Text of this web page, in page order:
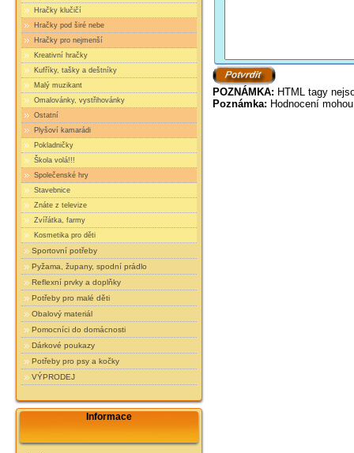
Hračky klučičí
Hračky pod širé nebe
Hračky pro nejmenší
Kreativní hračky
Kufříky, tašky a deštníky
Malý muzikant
Omalovánky, vystřihovánky
Ostatní
Plyšoví kamarádi
Pokladničky
Škola volá!!!
Společenské hry
Stavebnice
Znáte z televize
Zvířátka, farmy
Kosmetika pro děti
Sportovní potřeby
Pyžama, župany, spodní prádlo
Reflexní prvky a doplňky
Potřeby pro malé děti
Obalový materiál
Pomocníci do domácnosti
Dárkové poukazy
Potřeby pro psy a kočky
VÝPRODEJ
Informace
POZNÁMKA: HTML tagy
Poznámka: Hodnocení